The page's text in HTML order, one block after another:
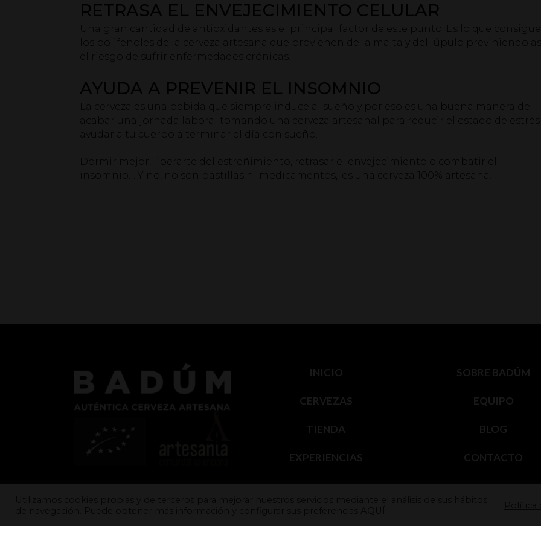
RETRASA EL ENVEJECIMIENTO CELULAR
Una gran cantidad de antioxidantes es el principal factor de este punto. Es lo que
los polifenoles de la cerveza artesana que provienen de la malta y del lúpulo previniendo así
el riesgo de sufrir enfermedades crónicas.
AYUDA A PREVENIR EL INSOMNIO
La cerveza es una bebida que siempre induce al sueño y por eso es una buena manera de
acabar una jornada laboral tomando una cerveza artesanal para reducir el estado de estrés
ayudar a tu cuerpo a terminar el día con sueño.
Dormir mejor, liberarte del estreñimiento, retrasar el envejecimiento o combatir el
insomnio… Y no, no son pastillas ni medicamentos, ¡es una cerveza 100% artesana!
INICIO
CERVEZAS
TIENDA
EXPERIENCIAS
SOBRE BADÚM
EQUIPO
BLOG
CONTACTO